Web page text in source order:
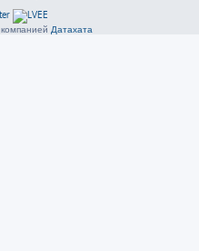
Датахата